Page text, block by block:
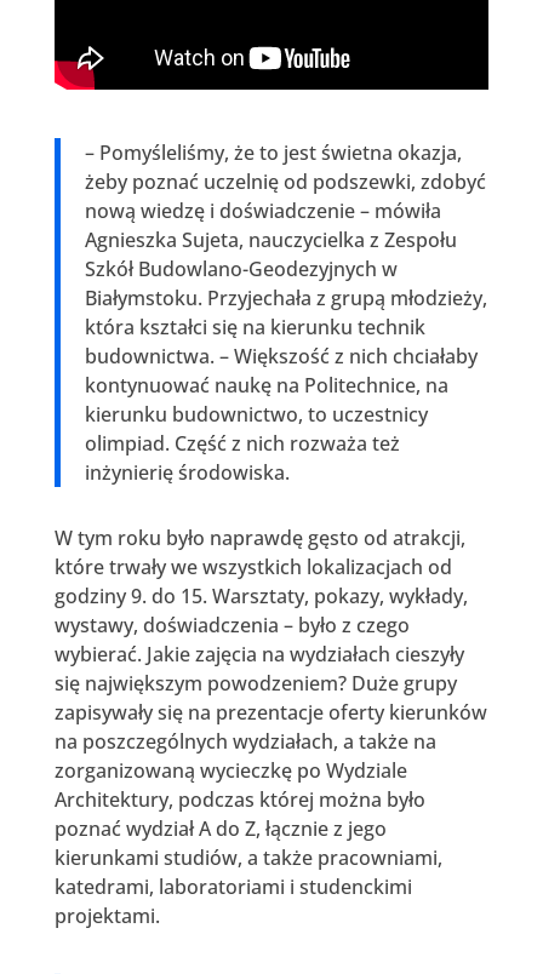
– Pomyśleliśmy, że to jest świetna okazja,
żeby poznać uczelnię od podszewki, zdobyć
nową wiedzę i doświadczenie – mówiła
Agnieszka Sujeta, nauczycielka z Zespołu
Szkół Budowlano-Geodezyjnych w
Białymstoku. Przyjechała z grupą młodzieży,
która kształci się na kierunku technik
budownictwa. – Większość z nich chciałaby
kontynuować naukę na Politechnice, na
kierunku budownictwo, to uczestnicy
olimpiad. Część z nich rozważa też
inżynierię środowiska.
W tym roku było naprawdę gęsto od atrakcji,
które trwały we wszystkich lokalizacjach od
godziny 9. do 15. Warsztaty, pokazy, wykłady,
wystawy, doświadczenia – było z czego
wybierać. Jakie zajęcia na wydziałach cieszyły
się największym powodzeniem? Duże grupy
zapisywały się na prezentacje oferty kierunków
na poszczególnych wydziałach, a także na
zorganizowaną wycieczkę po Wydziale
Architektury, podczas której można było
poznać wydział A do Z, łącznie z jego
kierunkami studiów, a także pracowniami,
katedrami, laboratoriami i studenckimi
projektami.